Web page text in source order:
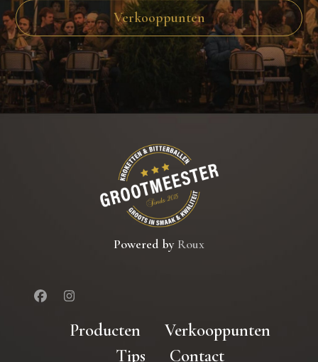
Verkooppunten
Powered by Roux
Producten
Verkooppunten
Tips
Contact